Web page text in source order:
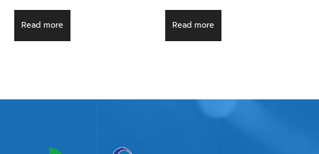
Read more Read more